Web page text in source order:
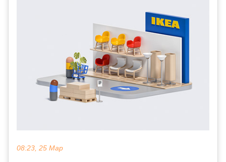
08:23, 25 Мар